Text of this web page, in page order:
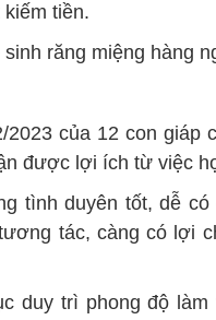
tiền.
răng miệng hàng
của 12 con giáp
được lợi ích từ việc
tình duyên tốt, dễ
tác, càng có lợi
duy trì phong độ